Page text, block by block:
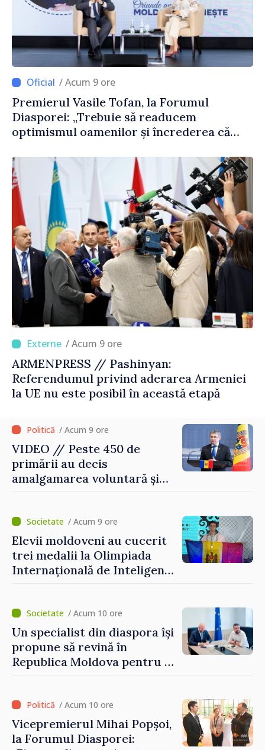
/ Acum 9 ore
Premierul Vasile Tofan, la Forumul
Diasporei: „Trebuie să readucem
optimismul oamenilor și încrederea că
corectă”
/ Acum 9 ore
ARMENPRESS // Pashinyan:
Referendumul privind aderarea Armeniei
la UE nu este posibil în această etapă
/ Acum 9 ore
VIDEO // Peste 450 de
primării au decis
amalgamarea voluntară și
Grosu: „Este important să
depășim blocajele și să dăm o
șansă localităților să se
dezvolte”
/ Acum 9 ore
Elevii moldoveni au cucerit
trei medalii la Olimpiada
Internațională de Inteligență
/ Acum 10 ore
Un specialist din diaspora își
propune să revină în
Republica Moldova pentru a
/ Acum 10 ore
Vicepremierul Mihai Popșoi,
la Forumul Diasporei: